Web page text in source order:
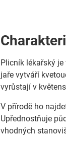
Plicník lékařský
jaře vytváří
vyrůstají v
V přírodě ho
Upřednostňuje
vhodných